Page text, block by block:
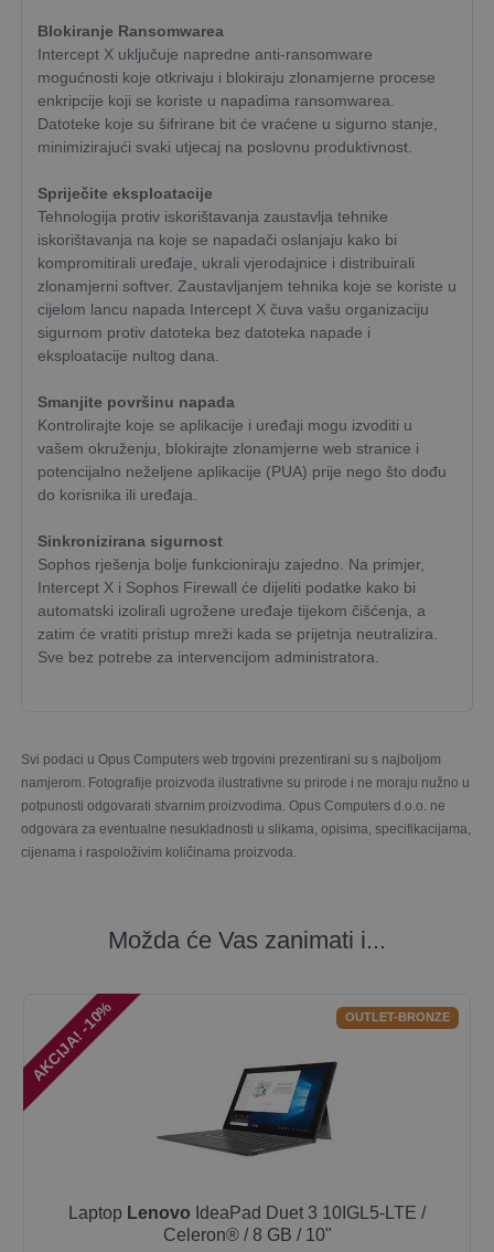
Blokiranje Ransomwarea
Intercept X uključuje napredne anti-ransomware
mogućnosti koje otkrivaju i blokiraju zlonamjerne procese
enkripcije koji se koriste u napadima ransomwarea.
Datoteke koje su šifrirane bit će vraćene u sigurno stanje,
minimizirajući svaki utjecaj na poslovnu produktivnost.
Spriječite eksploatacije
Tehnologija protiv iskorištavanja zaustavlja tehnike
iskorištavanja na koje se napadači oslanjaju kako bi
kompromitirali uređaje, ukrali vjerodajnice i distribuirali
zlonamjerni softver. Zaustavljanjem tehnika koje se koriste u
cijelom lancu napada Intercept X čuva vašu organizaciju
sigurnom protiv datoteka bez datoteka napade i
eksploatacije nultog dana.
Smanjite površinu napada
Kontrolirajte koje se aplikacije i uređaji mogu izvoditi u
vašem okruženju, blokirajte zlonamjerne web stranice i
potencijalno neželjene aplikacije (PUA) prije nego što dođu
do korisnika ili uređaja.
Sinkronizirana sigurnost
Sophos rješenja bolje funkcioniraju zajedno. Na primjer,
Intercept X i Sophos Firewall će dijeliti podatke kako bi
automatski izolirali ugrožene uređaje tijekom čišćenja, a
zatim će vratiti pristup mreži kada se prijetnja neutralizira.
Sve bez potrebe za intervencijom administratora.
Svi podaci u Opus Computers web trgovini prezentirani su s najboljom
namjerom. Fotografije proizvoda ilustrativne su prirode i ne moraju nužno u
potpunosti odgovarati stvarnim proizvodima. Opus Computers d.o.o. ne
odgovara za eventualne nesukladnosti u slikama, opisima, specifikacijama,
cijenama i raspoloživim količinama proizvoda.
Možda će Vas zanimati i...
AKCIJA! -10% OUTLET-BRONZE
Laptop Lenovo IdeaPad Duet 3 10IGL5-LTE /
Celeron® / 8 GB / 10"